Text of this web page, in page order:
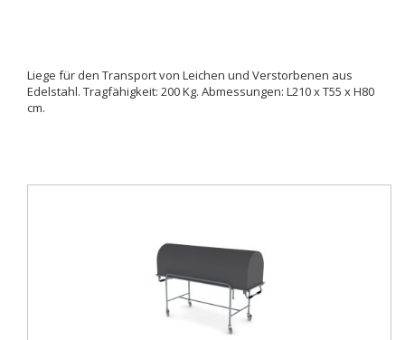
Liege für den Transport von Leichen und Verstorbenen aus
Edelstahl. Tragfähigkeit: 200 Kg. Abmessungen: L210 x T55 x H80
cm.